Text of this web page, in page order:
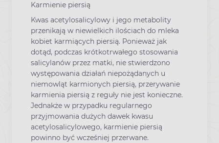
Karmienie piersią
Kwas acetylosalicylowy i jego metabolity
przenikają w niewielkich ilościach do mleka
kobiet karmiących piersią. Ponieważ jak
dotąd, podczas krótkotrwałego stosowania
salicylanów przez matki, nie stwierdzono
występowania działań niepożądanych u
niemowląt karmionych piersią, przerywanie
karmienia piersią z reguły nie jest konieczne.
Jednakże w przypadku regularnego
przyjmowania dużych dawek kwasu
acetylosalicylowego, karmienie piersią
powinno być wcześniej przerwane.